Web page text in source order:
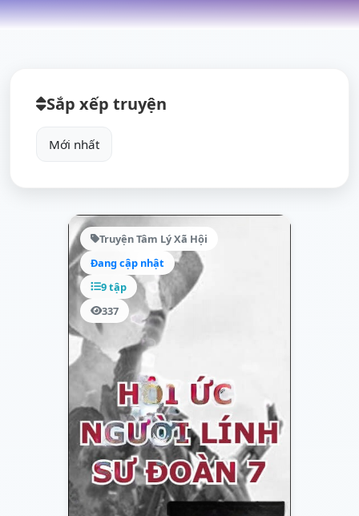
Sắp xếp truyện
Truyện Tâm Lý Xã Hội
Đang cập nhật
9 tập
337